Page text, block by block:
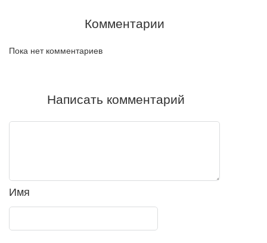
Комментарии
Пока нет комментариев
Написать комментарий
Имя